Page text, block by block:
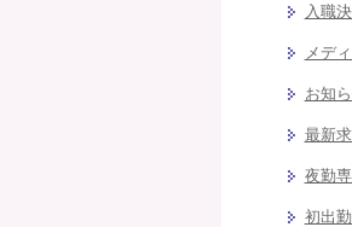
入職
メデ
お知
最新
夜勤
初出